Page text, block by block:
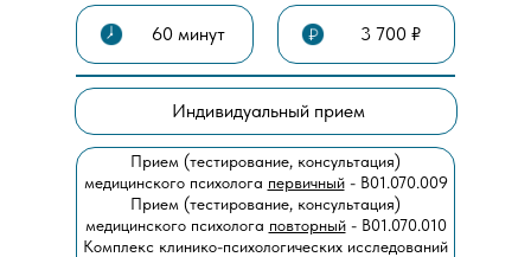
Индивидуальный прием
Прием (тестирование, консультация)
медицинского психолога первичный- В01.070.009
Прием (тестирование, консультация)
медицинского психолога повторный- В01.070.010
Комплекс клинико-психологических исследований
3 700 ₽
60 минут